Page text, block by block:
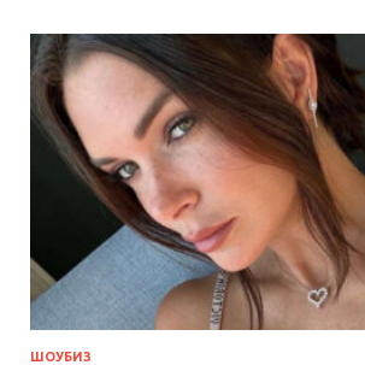
ШОУБИЗ